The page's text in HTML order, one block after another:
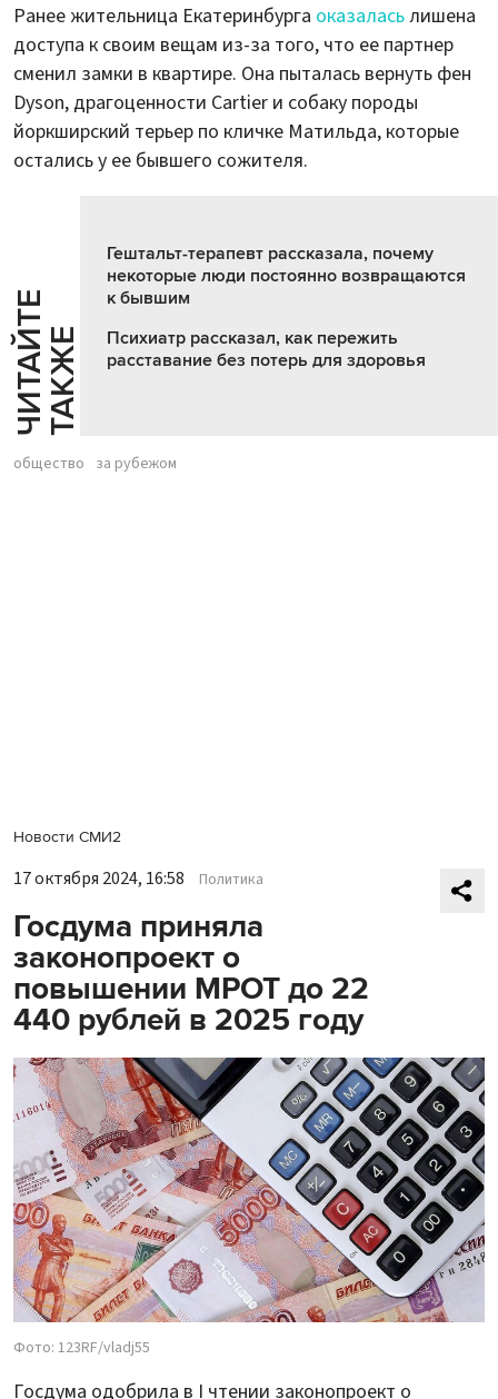
Ранее жительница Екатеринбурга оказаласьлишена
доступа к своим вещам из-за того, что ее партнер
сменил замки в квартире. Она пыталась вернуть фен
Dyson, драгоценности Cartier и собаку породы
йоркширский терьер по кличке Матильда, которые
остались у ее бывшего сожителя.
Ч
И
Т
АЙ
Т
Е
Т
А
К
ЖЕ
Гештальт-терапевт рассказала, почему
некоторые люди постоянно возвращаются
к бывшим
Психиатр рассказал, как пережить
расставание без потерь для здоровья
общество за рубежом
Новости СМИ2
17 октября 2024, 16:58 Политика
Госдума приняла
законопроект о
повышении МРОТ до 22
440 рублей в 2025 году
Фото: 123RF/vladj55
Госдума одобрила в I чтении законопроект о